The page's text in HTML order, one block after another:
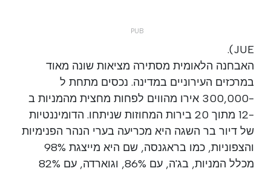
JUE).
האבחנה הלאומית מסתירה מציאות שונה מאוד
במרכזים העירוניים במדינה. נכסים מתחת ל
-300,000 אירו מהווים לפחות מחצית מהמניות ב
-12 מתוך 20 בירות המחוזות שניתחו. הדומיננטיות
של דיור בר השגה היא מכריעה בערי הנהר הפנימיות
והצפוניות, כמו בראגנסה, שם היא מייצגת 98%
מכלל המניות, בג'ה, עם 86%, וגוארדה, עם 82%